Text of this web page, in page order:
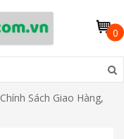
0
Chính Sách Giao Hàng,